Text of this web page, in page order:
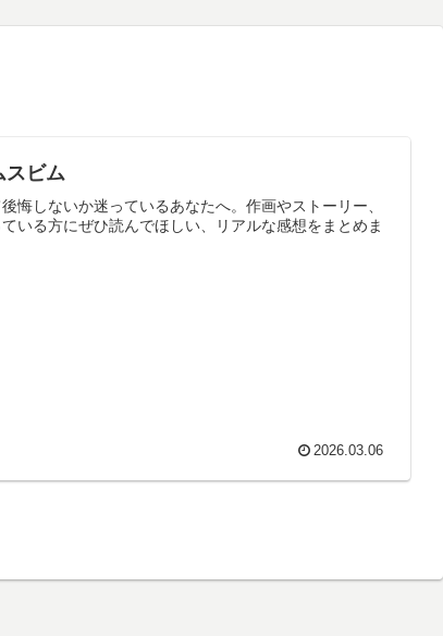
スビム
悔しないか迷っているあなたへ。作画やストーリー、
いる方にぜひ読んでほしい、リアルな感想をまとめま
2026.03.06